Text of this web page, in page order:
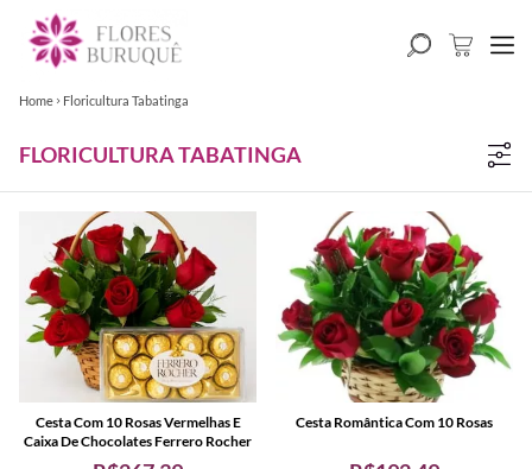
Home Floricultura Tabatinga
FLORICULTURA TABATINGA
Cesta Com 10 Rosas Vermelhas E
Caixa De Chocolates Ferrero Rocher
Cesta Romântica Com 10 Rosas